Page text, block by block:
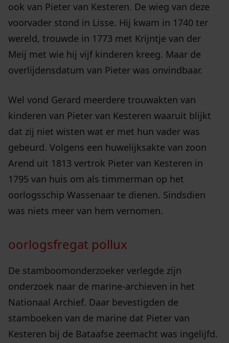
ook van Pieter van Kesteren. De wieg van deze
voorvader stond in Lisse. Hij kwam in 1740 ter
wereld, trouwde in 1773 met Krijntje van der
Meij met wie hij vijf kinderen kreeg. Maar de
overlijdensdatum van Pieter was onvindbaar.
Wel vond Gerard meerdere trouwakten van
kinderen van Pieter van Kesteren waaruit blijkt
dat zij niet wisten wat er met hun vader was
gebeurd. Volgens een huwelijksakte van zoon
Arend uit 1813 vertrok Pieter van Kesteren in
1795 van huis om als timmerman op het
oorlogsschip Wassenaar te dienen. Sindsdien
was niets meer van hem vernomen.
oorlogsfregat pollux
De stamboomonderzoeker verlegde zijn
onderzoek naar de marine-archieven in het
Nationaal Archief. Daar bevestigden de
stamboeken van de marine dat Pieter van
Kesteren bij de Bataafse zeemacht was ingelijfd.